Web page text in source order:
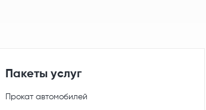
Пакеты услуг
Прокат автомобилей